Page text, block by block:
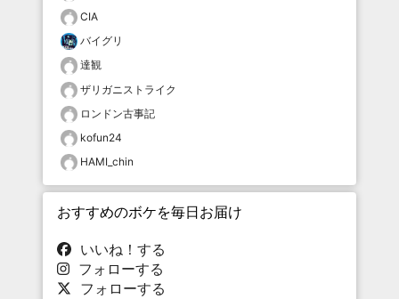
CIA
バイグリ
達観
ザリガニストライク
ロンドン古事記
kofun24
HAMI_chin
おすすめのボケを毎日お届け
いいね！する
フォローする
フォローする